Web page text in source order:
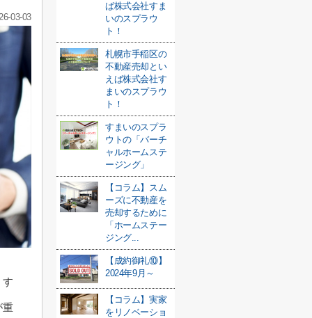
03-03
す
重
ば株式会社すま
いのスプラウ
ト！
札幌市手稲区の
不動産売却とい
えば株式会社す
まいのスプラウ
ト！
すまいのスプラ
ウトの「バーチ
ャルホームステ
ージング」
【コラム】スム
ーズに不動産を
売却するために
「ホームステー
ジング...
【成約御礼⑩】
2024年9月～
【コラム】実家
をリノベーショ